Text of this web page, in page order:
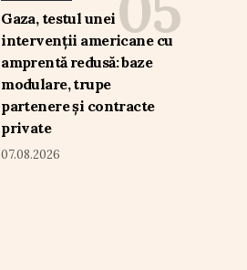
Gaza, testul unei
intervenții americane cu
amprentă redusă: baze
modulare, trupe
partenere și contracte
private
07.08.2026